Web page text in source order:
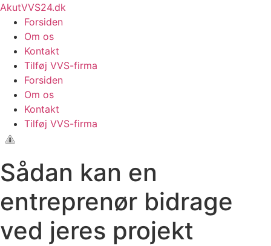
Videre
indhold
AkutVVS24.dk
Forsiden
Om os
Kontakt
Tilføj VVS-firma
Forsiden
Om os
Kontakt
Tilføj VVS-firma
Sådan kan en
entreprenør bidrage
ved jeres projekt